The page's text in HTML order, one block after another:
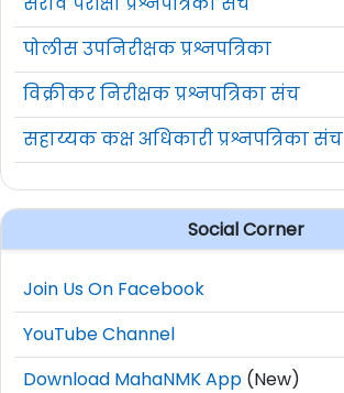
पोलीस उपनिरीक्षक प्रश्नपत्रिका
विक्रीकर निरीक्षक प्रश्नपत्रिका संच
सहाय्यक कक्ष अधिकारी प्रश्नपत्रिका संच
Social Corner
Join Us On Facebook
YouTube Channel
Download MahaNMK App (New)